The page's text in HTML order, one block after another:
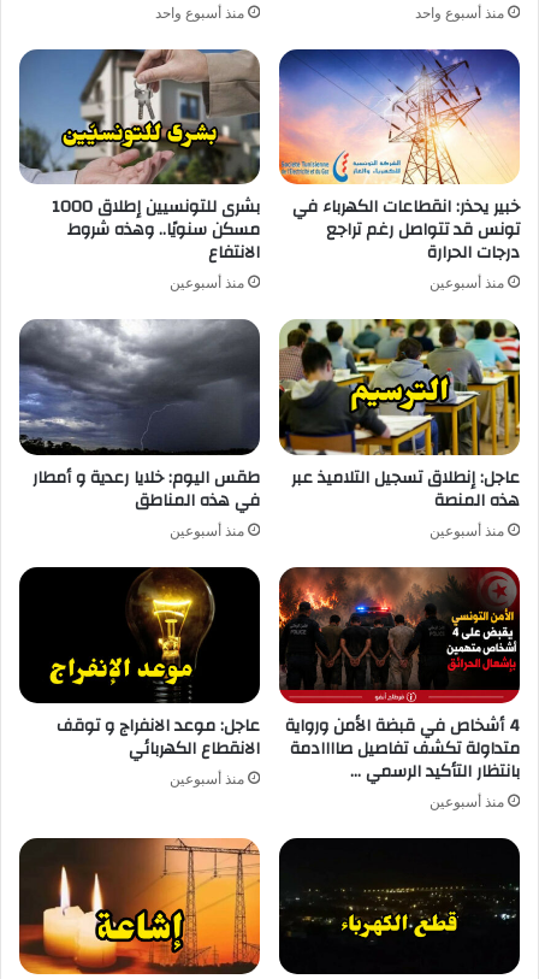
منذ أسبوع واحد منذ أسبوع واحد
خبير يحذر: انقطاعات الكهرباء في
تونس قد تتواصل رغم تراجع
درجات الحرارة
منذ أسبوعين
بشرى للتونسيين إطلاق 1000
مسكن سنويًا.. وهذه شروط
الانتفاع
منذ أسبوعين
عاجل: إنطلاق تسجيل التلاميذ عبر
هذه المنصة
منذ أسبوعين
طقس اليوم: خلايا رعدية و أمطار
في هذه المناطق
منذ أسبوعين
4 أشخاص في قبضة الأمن ورواية
متداولة تكشف تفاصيل صاااادمة
بانتظار التأكيد الرسمي …
منذ أسبوعين
عاجل: موعد الانفراج و توقف
الانقطاع الكهربائي
منذ أسبوعين